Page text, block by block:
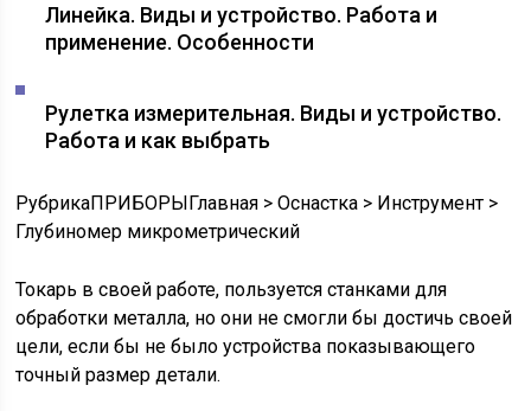
Линейка. Виды и устройство. Работа и
применение. Особенности
Рулетка измерительная. Виды и устройство.
Работа и как выбрать
РубрикаПРИБОРЫГлавная >Оснастка > Инструмент >
Глубиномер микрометрический
Токарь в своей работе, пользуется станками для
обработки металла, но они не смогли бы достичь своей
цели, если бы не было устройства показывающего
точный размер детали.